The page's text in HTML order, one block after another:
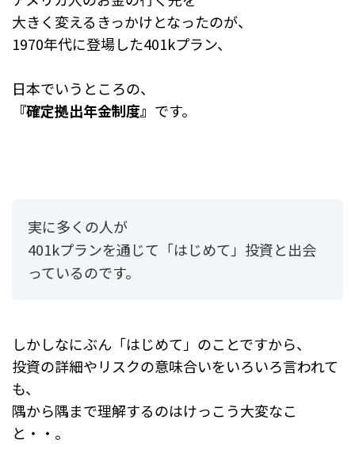
大きく変えるきっかけとなったのが、
1970年代に登場した401kプラン、
日本でいうところの、
『確定拠出年金制度』 です。
実に多くの人が
401kプランを通じて「はじめて」投資と出会
っているのです。
しかしなにぶん「はじめて」のことですから、
投資の詳細やリスクの意味合いをいろいろ言われて
も、
隅から隅まで理解するのはけっこう大変なこ
と・・。